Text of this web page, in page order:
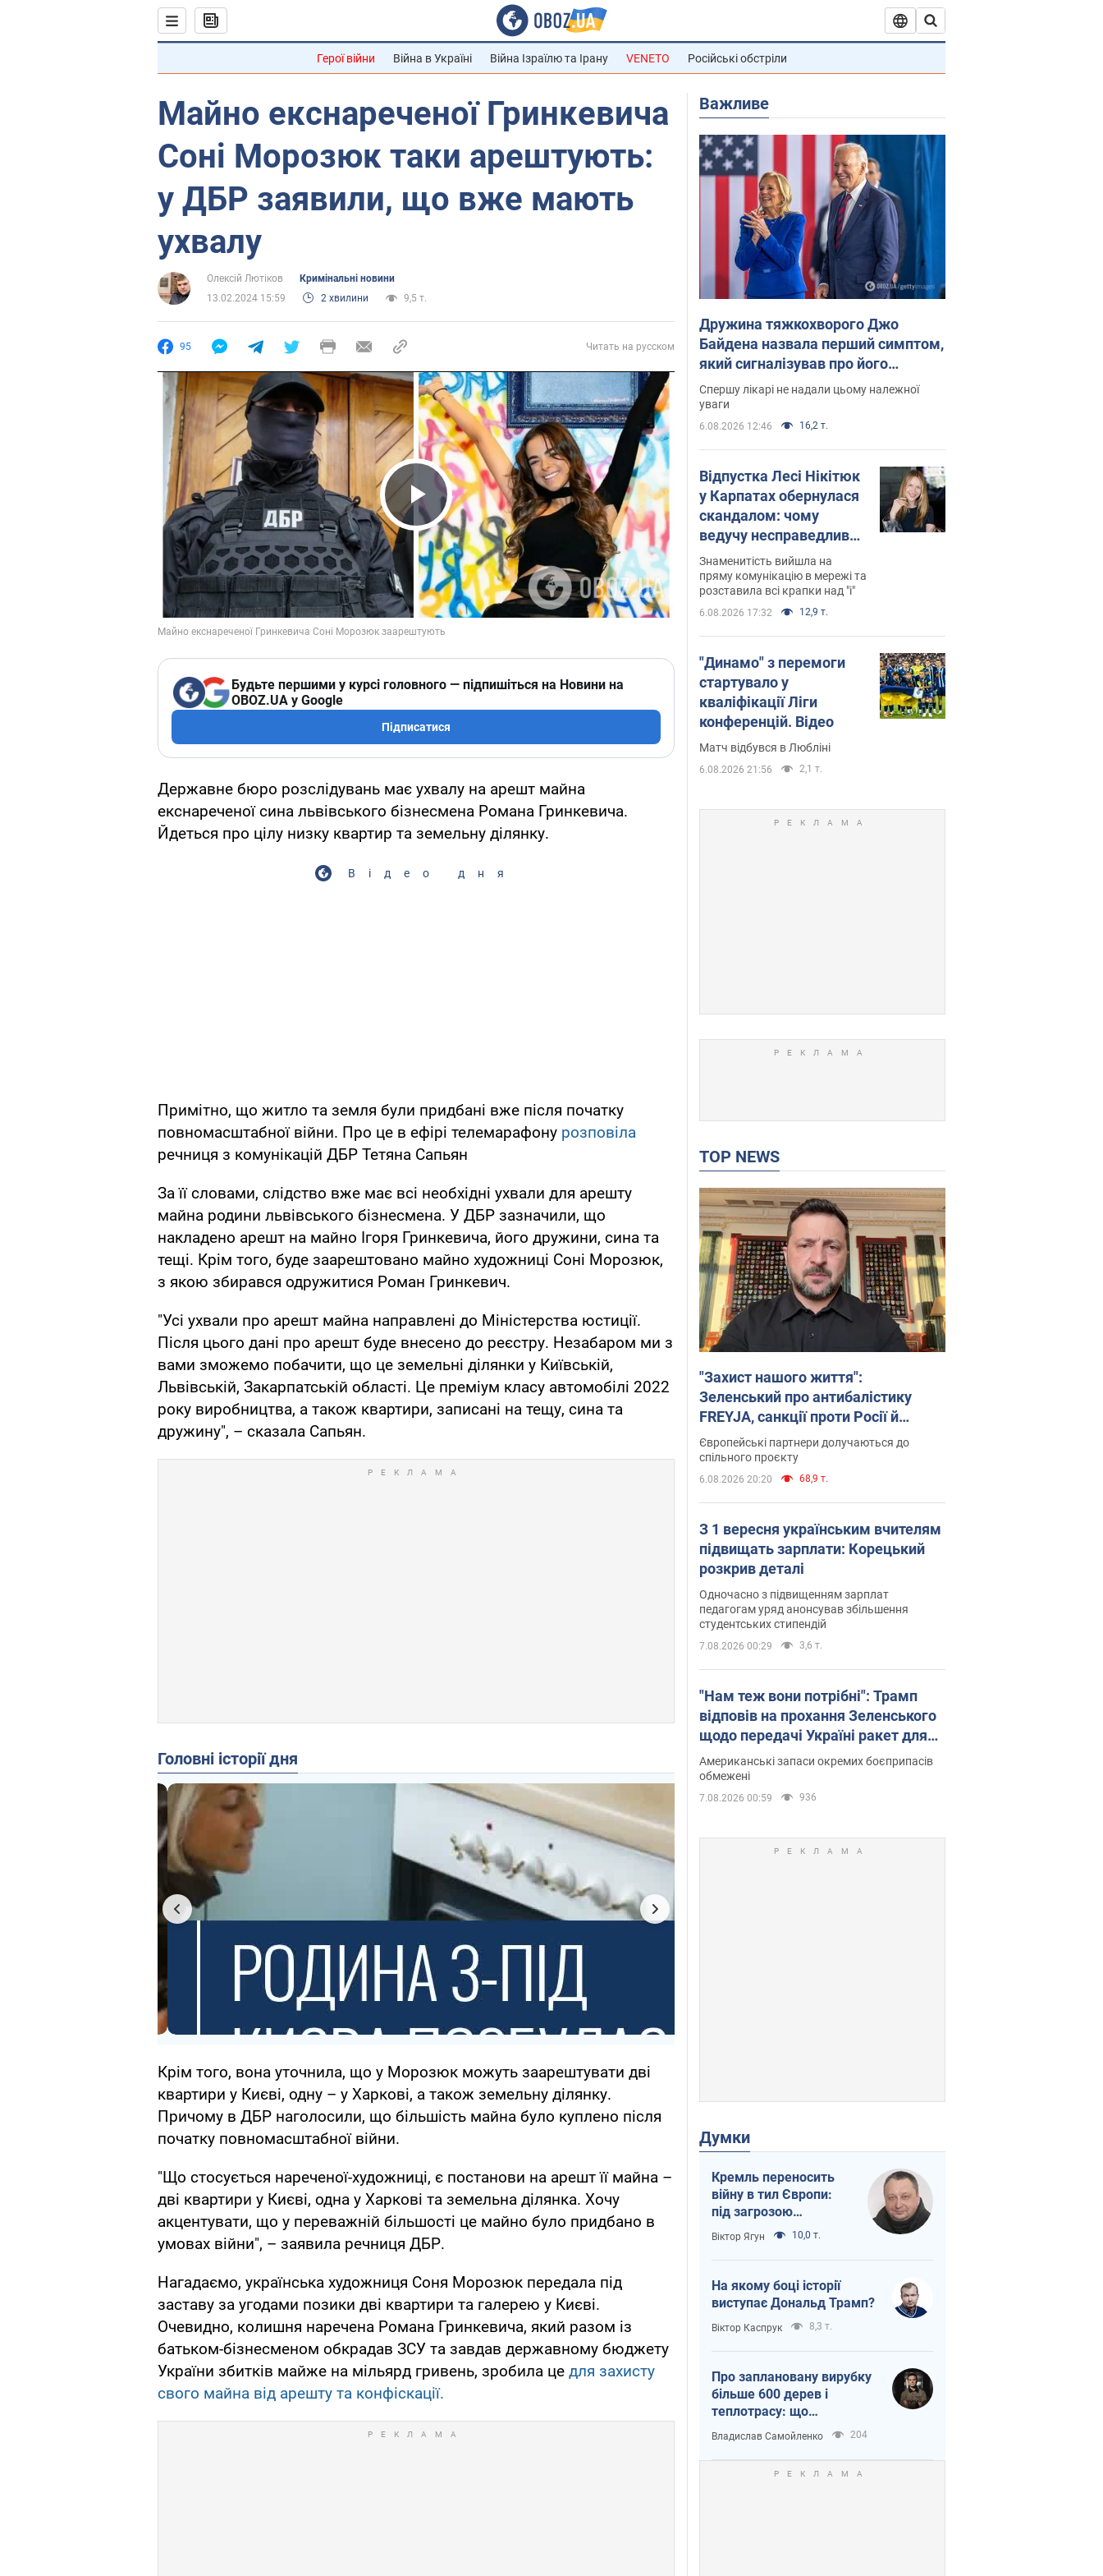
Герої війни Війна в Україні Війна Ізраїлю та Ірану VENETO Російські обстріли
Майно екснареченої Гринкевича
Соні Морозюк таки арештують:
у ДБР заявили, що вже мають
ухвалу
Олексій Лютіков
Кримінальні новини
13.02.2024 15:59
2 хвилини 9,5 т.
95 Читать на русском
Play Video
Будьте першими у курсі головного — підпишіться на Новини на
OBOZ.UA у Google
Підписатися
Державне бюро розслідувань має ухвалу на арешт майна
екснареченої сина львівського бізнесмена Романа Гринкевича.
Йдеться про цілу низку квартир та земельну ділянку.
Відео дня
Примітно, що житло та земля були придбані вже після початку
повномасштабної війни. Про це в ефірі телемарафону розповіла
речниця з комунікацій ДБР Тетяна Сапьян
За її словами, слідство вже має всі необхідні ухвали для арешту
майна родини львівського бізнесмена. У ДБР зазначили, що
накладено арешт на майно Ігоря Гринкевича, його дружини, сина та
тещі. Крім того, буде заарештовано майно художниці Соні Морозюк,
з якою збирався одружитися Роман Гринкевич.
"Усі ухвали про арешт майна направлені до Міністерства юстиції.
Після цього дані про арешт буде внесено до реєстру. Незабаром ми з
вами зможемо побачити, що це земельні ділянки у Київській,
Львівській, Закарпатській області. Це преміум класу автомобілі 2022
року виробництва, а також квартири, записані на тещу, сина та
дружину", – сказала Сапьян.
Головні історії дня
Крім того, вона уточнила, що у Морозюк можуть заарештувати дві
квартири у Києві, одну – у Харкові, а також земельну ділянку.
Причому в ДБР наголосили, що більшість майна було куплено після
початку повномасштабної війни.
"Що стосується нареченої-художниці, є постанови на арешт її майна –
дві квартири у Києві, одна у Харкові та земельна ділянка. Хочу
акцентувати, що у переважній більшості це майно було придбано в
умовах війни", – заявила речниця ДБР.
Нагадаємо, українська художниця Соня Морозюк передала під
заставу за угодами позики дві квартири та галерею у Києві.
Очевидно, колишня наречена Романа Гринкевича, який разом із
батьком-бізнесменом обкрадав ЗСУ та завдав державному бюджету
України збитків майже на мільярд гривень, зробила це для захисту
свого майна від арешту та конфіскації.
Важливе
Дружина тяжкохворого Джо
Байдена назвала перший симптом,
який сигналізував про його
"агресивний" рак
Спершу лікарі не надали цьому належної
уваги
6.08.2026 12:46 16,2 т.
Відпустка Лесі Нікітюк
у Карпатах обернулася
скандалом: чому
ведучу несправедливо
захейтили
Знаменитість вийшла на
пряму комунікацію в мережі та
розставила всі крапки над "і"
6.08.2026 17:32 12,9 т.
"Динамо" з перемоги
стартувало у
кваліфікації Ліги
конференцій. Відео
Матч відбувся в Любліні
6.08.2026 21:56 2,1 т.
TOP NEWS
"Захист нашого життя":
Зеленський про антибалістику
FREYJA, санкції проти Росії й
підтримку аграріїв. Відео
Європейські партнери долучаються до
спільного проєкту
6.08.2026 20:20 68,9 т.
З 1 вересня українським вчителям
підвищать зарплати: Корецький
розкрив деталі
Одночасно з підвищенням зарплат
педагогам уряд анонсував збільшення
студентських стипендій
7.08.2026 00:29 3,6 т.
"Нам теж вони потрібні": Трамп
відповів на прохання Зеленського
щодо передачі Україні ракет для
Patriot
Американські запаси окремих боєприпасів
обмежені
7.08.2026 00:59 936
Думки
Кремль переносить
війну в тил Європи:
під загрозою
критична логістика
Віктор Ягун 10,0 т.
На якому боці історії
виступає Дональд Трамп?
Віктор Каспрук 8,3 т.
Про заплановану вирубку
більше 600 дерев і
теплотрасу: що
відбувається на Теремках
у Києві
Владислав Самойленко 204